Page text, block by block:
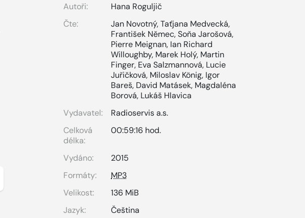
Autoři:
Hana Roguljič
Čte:
Jan Novotný,Taťjana Medvecká,
František Němec,Soňa Jarošová,
Pierre Meignan, Ian Richard
Willoughby, Marek Holý, Martin
Finger, Eva Salzmannová, Lucie
Juřičková, Miloslav König, Igor
Bareš, David Matásek, Magdaléna
Borová, Lukáš Hlavica
Vydavatel:
Radioservis a.s.
Celková
délka:
00:59:16 hod.
Vydáno:
2015
Formáty:
MP3
Velikost:
136 MiB
Jazyk:
Čeština